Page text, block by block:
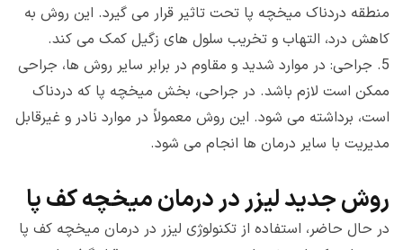
منطقه دردناک میخچه پا تحت تاثیر قرار می گیرد. این روش به
کاهش درد، التهاب و تخریب سلول های زگیل کمک می کند.
5. جراحی: در موارد شدید و مقاوم در برابر سایر روش ها، جراحی
ممکن است لازم باشد. در جراحی، بخش میخچه پا که دردناک
است، برداشته می شود. این روش معمولاً در موارد نادر و غیرقابل
مدیریت با سایر درمان ها انجام می شود.
روش جدید لیزر در درمان میخچه کف پا
در حال حاضر، استفاده از تکنولوژی لیزر در درمان میخچه کف پا